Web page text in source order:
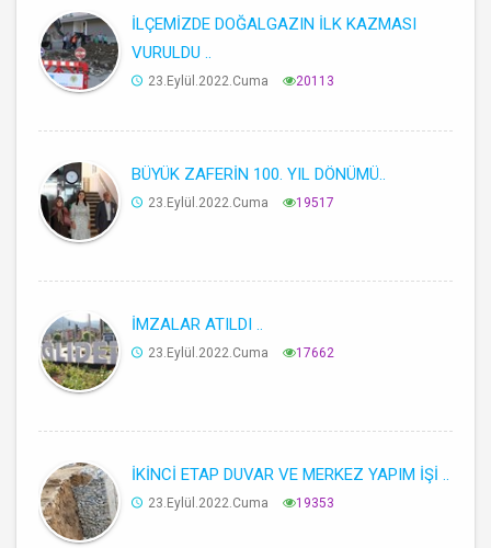
İLÇEMİZDE DOĞALGAZIN İLK KAZMASI
VURULDU ..
23.Eylül.2022.Cuma 20113
BÜYÜK ZAFERİN 100. YIL DÖNÜMÜ..
23.Eylül.2022.Cuma 19517
İMZALAR ATILDI ..
23.Eylül.2022.Cuma 17662
İKİNCİ ETAP DUVAR VE MERKEZ YAPIM İŞİ ..
23.Eylül.2022.Cuma 19353